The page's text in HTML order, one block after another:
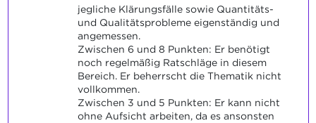
jegliche Klärungsfälle sowie Quantitäts-
und Qualitätsprobleme eigenständig und
angemessen.
Zwischen 6 und 8 Punkten: Er benötigt
noch regelmäßig Ratschläge in diesem
Bereich. Er beherrscht die Thematik nicht
vollkommen.
Zwischen 3 und 5 Punkten: Er kann nicht
ohne Aufsicht arbeiten, da es ansonsten